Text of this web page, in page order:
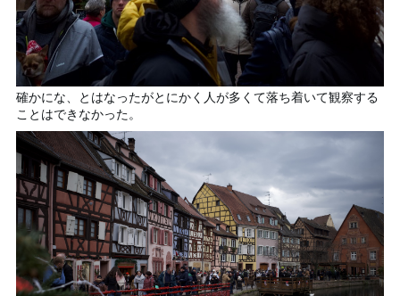
確かにな、とはなったがとにかく人が多くて落ち着いて観察する
ことはできなかった。